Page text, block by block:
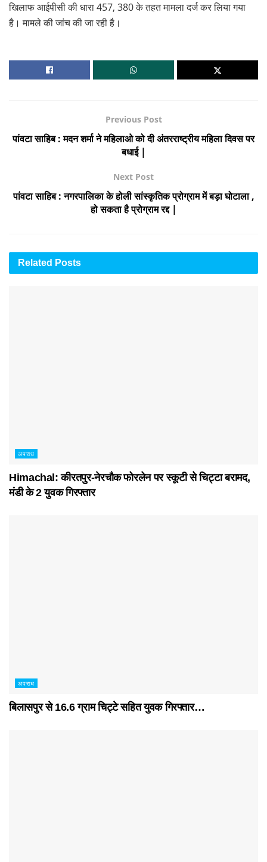
खिलाफ आईपीसी की धारा 457, 380 के तहत मामला दर्ज कर लिया गया
है। मामले की जांच की जा रही है।
Previous Post
पांवटा साहिब : मदन शर्मा ने महिलाओ को दी अंतरराष्ट्रीय महिला दिवस पर
बधाई |
Next Post
पांवटा साहिब : नगरपालिका के होली सांस्कृतिक प्रोग्राम में बड़ा घोटाला ,
हो सकता है प्रोग्राम रद्द |
Related Posts
अपराध
Himachal: कीरतपुर-नेरचौक फोरलेन पर स्कूटी से चिट्टा बरामद,
मंडी के 2 युवक गिरफ्तार
अपराध
बिलासपुर से 16.6 ग्राम चिट्टे सहित युवक गिरफ्तार…